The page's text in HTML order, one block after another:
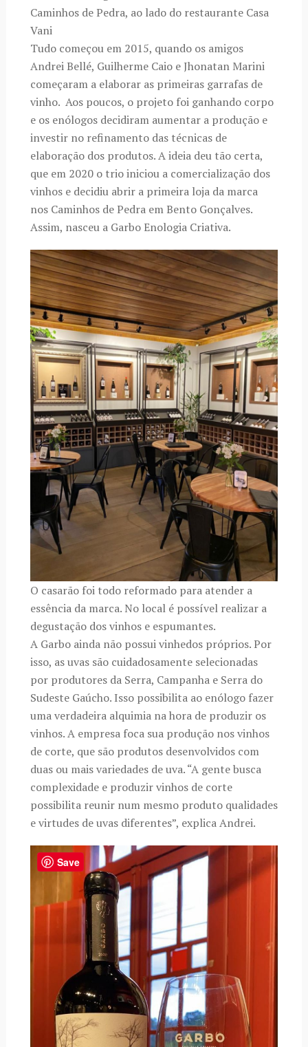
Caminhos de Pedra, ao lado do restaurante Casa
Vani
Tudo começou em 2015, quando os amigos
Andrei Bellé, Guilherme Caio e Jhonatan Marini
começaram a elaborar as primeiras garrafas de
vinho. Aos poucos, o projeto foi ganhando corpo
e os enólogos decidiram aumentar a produção e
investir no refinamento das técnicas de
elaboração dos produtos. A ideia deu tão certa,
que em 2020 o trio iniciou a comercialização dos
vinhos e decidiu abrir a primeira loja da marca
nos Caminhos de Pedra em Bento Gonçalves.
Assim, nasceu a Garbo Enologia Criativa.
O casarão foi todo reformado para atender a
essência da marca. No local é possível realizar a
degustação dos vinhos e espumantes.
A Garbo ainda não possui vinhedos próprios. Por
isso, as uvas são cuidadosamente selecionadas
por produtores da Serra, Campanha e Serra do
Sudeste Gaúcho. Isso possibilita ao enólogo fazer
uma verdadeira alquimia na hora de produzir os
vinhos. A empresa foca sua produção nos vinhos
de corte, que são produtos desenvolvidos com
duas ou mais variedades de uva. “A gente busca
complexidade e produzir vinhos de corte
possibilita reunir num mesmo produto qualidades
e virtudes de uvas diferentes”, explica Andrei.
Save